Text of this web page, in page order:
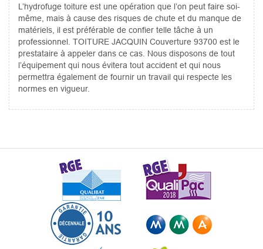
L’hydrofuge toiture est une opération que l’on peut faire soi-
même, mais à cause des risques de chute et du manque de
matériels, il est préférable de confier telle tâche à un
professionnel. TOITURE JACQUIN Couverture 93700 est le
prestataire à appeler dans ce cas. Nous disposons de tout
l’équipement qui nous évitera tout accident et qui nous
permettra également de fournir un travail qui respecte les
normes en vigueur.